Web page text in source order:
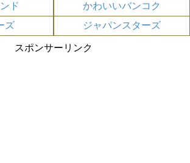
ド
かわいいバンコク
ズ
ジャパンスターズ
スポンサーリンク